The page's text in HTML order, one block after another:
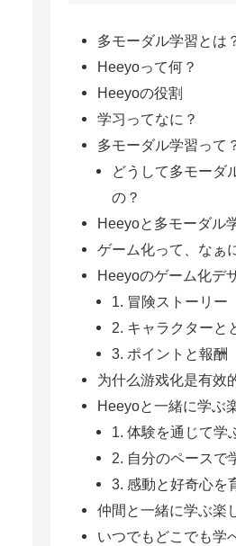
多モーダル学習とは
Heeyoって何？
Heeyoの役割
学习ってなに？
多モーダル学習って
どうして多モーダ
の？
Heeyoと多モーダル
ゲーム化って、なぁ
Heeyoのゲーム化デ
1. 冒険ストーリー
2. キャラクターと
3. ポイントと報酬
为什么游戏化是有效
Heeyoと一緒に学ぶ
1. 体験を通じて学
2. 自分のペースで
3. 感動と好奇心を
仲間と一緒に学ぶ楽
いつでもどこでも学